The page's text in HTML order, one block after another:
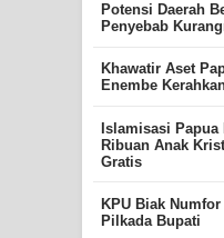
Potensi Daerah
Penyebab
Khawatir Aset
Enembe
Islamisasi Papua
Ribuan Anak
Gratis
KPU Biak
Pilkada Bupati